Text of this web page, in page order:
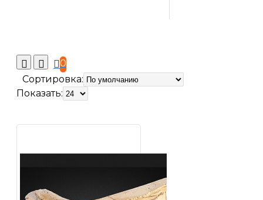
0
Сортировка:
Показать: